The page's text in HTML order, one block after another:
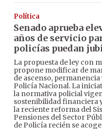
Política
Senado aprueba
años de servicio
policías puedan
La propuesta de ley con
propone modificar de
de ascenso,
Policía Nacional. La
la normativa policial
sostenibilidad financiera
la reciente reforma del
Pensiones del Sector
de Policía recién se